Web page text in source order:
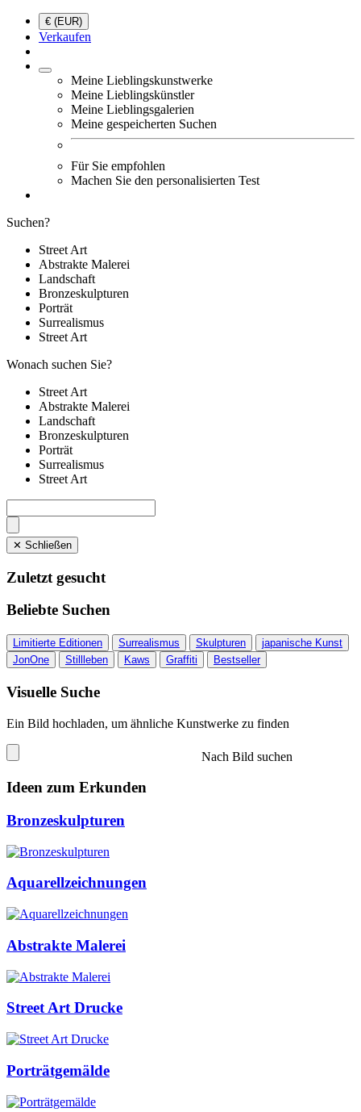
€ (EUR)
Verkaufen
Meine Lieblingskunstwerke
Meine Lieblingskünstler
Meine Lieblingsgalerien
Meine gespeicherten Suchen
Für Sie empfohlen
Machen Sie den personalisierten Test
Suchen?
Street Art
Abstrakte Malerei
Landschaft
Bronzeskulpturen
Porträt
Surrealismus
Street Art
Wonach suchen Sie?
Street Art
Abstrakte Malerei
Landschaft
Bronzeskulpturen
Porträt
Surrealismus
Street Art
✕ Schließen
Zuletzt gesucht
Beliebte Suchen
Limitierte Editionen Surrealismus Skulpturen
japanische Kunst
JonOne
Stillleben Kaws Graffiti Bestseller
Visuelle Suche
Ein Bild hochladen, um ähnliche Kunstwerke zu finden
Nach Bild suchen
Ideen zum Erkunden
Bronzeskulpturen
Aquarellzeichnungen
Abstrakte Malerei
Street Art Drucke
Porträtgemälde